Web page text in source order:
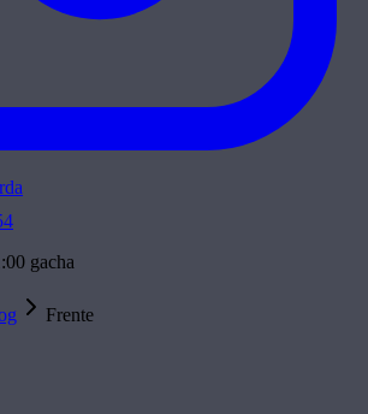
gacha
Frente